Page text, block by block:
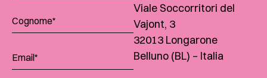
Viale Soccorritori del
Vajont, 3
32013 Longarone
Belluno (BL) – Italia